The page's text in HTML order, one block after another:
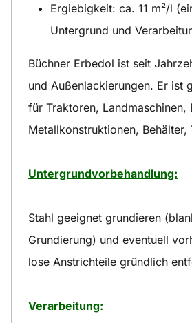
Ergiebigkeit: ca. 11 m²/l
Untergrund und
Büchner Erbedol ist seit
und Außenlackierungen. Er ist
für Traktoren, Landmaschinen,
Metallkonstruktionen,
Untergrundvorbehandlung:
Stahl geeignet grundieren
Grundierung) und eventuell
lose Anstrichteile gründlich
Verarbeitung: